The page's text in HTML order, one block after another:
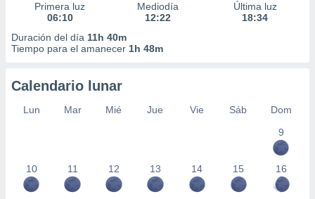
Primera luz
06:10
Mediodía
12:22
Última luz
18:34
Duración del día 11h 40m
Tiempo para el amanecer 1h 48m
Calendario lunar
Lun Mar Mié Jue Vie Sáb
Dom
9
10 11 12 13 14 15 16